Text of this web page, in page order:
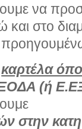
να
στο
καρτέλα
(ή
στην